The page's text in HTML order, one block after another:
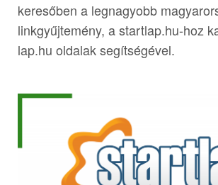
keresőben a legnagyobb
linkgyűjtemény, a startlap.hu-hoz
lap.hu oldalak segítségével.